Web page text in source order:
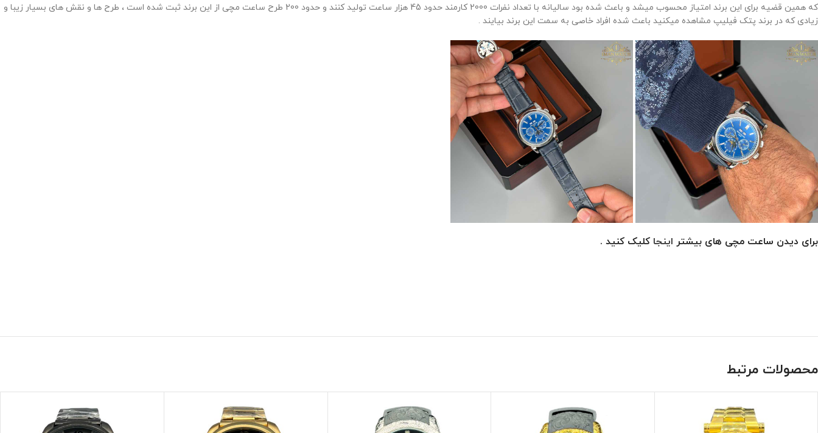
که همین قضیه برای این برند امتیاز محسوب میشد و باعث شده بود سالیانه با تعداد نفرات 2000 کارمند حدود 45 هزار ساعت تولید کنند و حدود 200 طرح ساعت مچی از این برند ثبت شده است ، طرح ها و نقش های بسیار زیبا و
زیادی که در برند پتک فیلیپ مشاهده میکنید باعث شده افراد خاصی به سمت این برند بیایند .
برای دیدن ساعت مچی های بیشتر اینجا کلیک کنید .
محصولات مرتبط